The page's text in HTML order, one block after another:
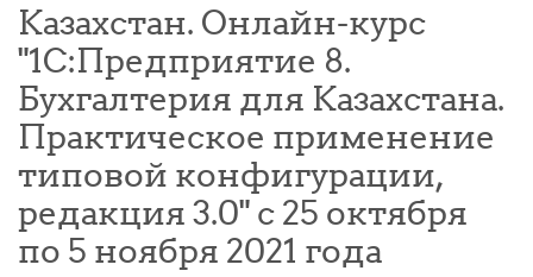
Казахстан. Онлайн-курс
"1С:Предприятие 8.
Бухгалтерия для Казахстана.
Практическое применение
типовой конфигурации,
редакция 3.0" с 25 октября
по 5 ноября 2021 года